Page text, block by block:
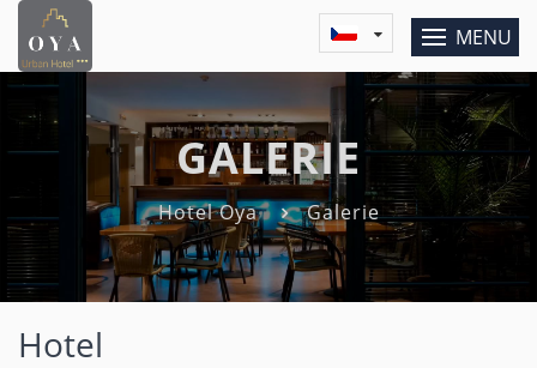
MENU
GALERIE
Hotel Oya Galerie
Hotel